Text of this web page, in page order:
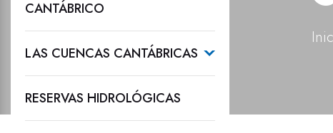
CANTÁBRICO
LAS CUENCAS CANTÁBRICAS
RESERVAS HIDROLÓGICAS